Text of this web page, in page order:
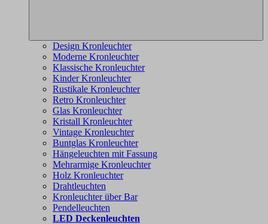
Design Kronleuchter
Moderne Kronleuchter
Klassische Kronleuchter
Kinder Kronleuchter
Rustikale Kronleuchter
Retro Kronleuchter
Glas Kronleuchter
Kristall Kronleuchter
Vintage Kronleuchter
Buntglas Kronleuchter
Hängeleuchten mit Fassung
Mehrarmige Kronleuchter
Holz Kronleuchter
Drahtleuchten
Kronleuchter über Bar
Pendelleuchten
LED Deckenleuchten